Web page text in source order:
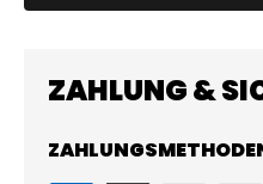
ZAHLUNG &